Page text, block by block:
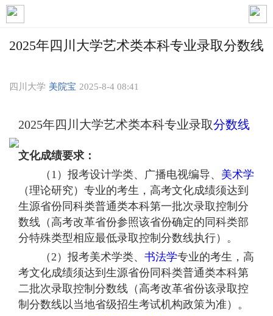
2025年四川大学艺术类本科专业录取分数线
四川大学 美院宝 2025-8-4 08:41
2025年四川大学艺术类本科专业录取分数线
文化成绩要求：
（1）报考设计学类、广播电视编导、 美术学
（理论研究）专业的考生，高考文化成绩须达到
生源省份同科类普通类本科第一批次录取控制分
数线（高考改革省份参照该省份确定的同科类部
分特殊类型相应最低录取控制分数线执行）。
（2）报考美术学类、 书法学专业的考生，高
考文化成绩须达到生源省份同科类普通类本科第
二批次录取控制分数线（高考改革省份该录取控
制分数线以当地省级招生考试机构政策为准）。